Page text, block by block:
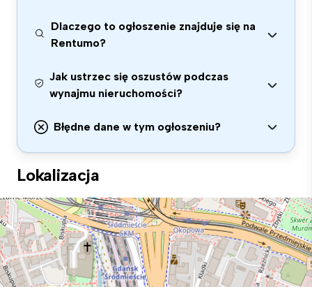
Dlaczego to ogłoszenie znajduje się na
Rentumo?
Jak ustrzec się oszustów podczas
wynajmu nieruchomości?
Błędne dane w tym ogłoszeniu?
Lokalizacja